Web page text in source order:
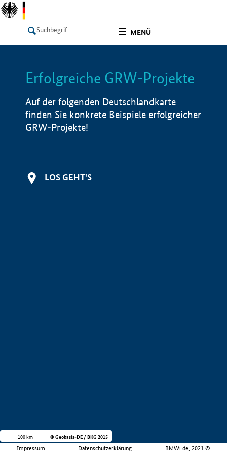
MENÜ
LISTE Info
Erfolgreiche GRW-Projekte
Auf der folgenden Deutschlandkarte
finden Sie konkrete Beispiele erfolgreicher
GRW-Projekte!
LOS GEHT'S
Impressum Datenschutzerklärung BMWi.de, 2021 ©
100 km © Geobasis-DE / BKG 2015